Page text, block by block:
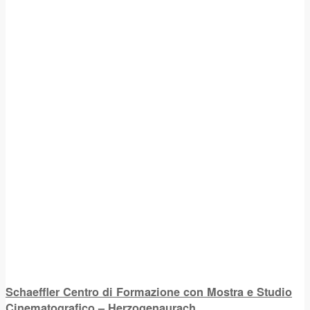
Schaeffler Centro di Formazione con Mostra e Studio